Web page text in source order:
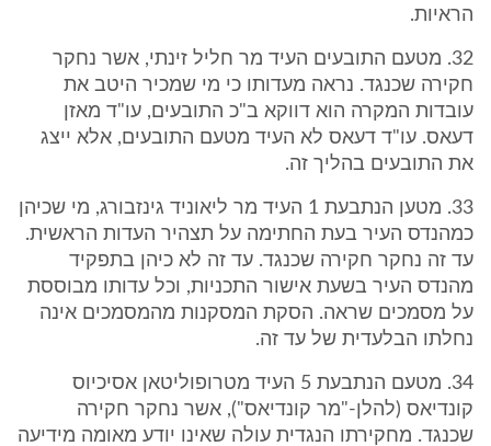
הראיות.
32. מטעם התובעים העיד מר חליל זינתי, אשר נחקר
חקירה שכנגד. נראה מעדותו כי מי שמכיר היטב את
עובדות המקרה הוא דווקא ב"כ התובעים, עו"ד מאזן
דעאס. עו"ד דעאס לא העיד מטעם התובעים, אלא ייצג
את התובעים בהליך זה.
33. מטען הנתבעת 1 העיד מר ליאוניד גינזבורג, מי שכיהן
כמהנדס העיר בעת החתימה על תצהיר העדות הראשית.
עד זה נחקר חקירה שכנגד. עד זה לא כיהן בתפקיד
מהנדס העיר בשעת אישור התכניות, וכל עדותו מבוססת
על מסמכים שראה. הסקת המסקנות מהמסמכים אינה
נחלתו הבלעדית של עד זה.
34. מטעם הנתבעת 5 העיד מטרופוליטאן אסיכיוס
קונדיאס (להלן-"מר קונדיאס"), אשר נחקר חקירה
שכנגד. מחקירתו הנגדית עולה שאינו יודע מאומה מידיעה